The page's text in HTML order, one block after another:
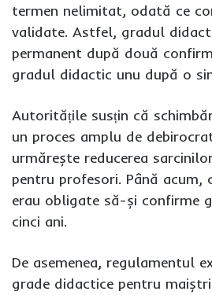
termen nelimitat, odată ce
validate. Astfel, gradul
permanent după două
gradul didactic unu după o
Autoritățile susțin că
un proces amplu de
urmărește reducerea
pentru profesori. Până acum,
erau obligate să-și confirme
cinci ani.
De asemenea, regulamentul
grade didactice pentru